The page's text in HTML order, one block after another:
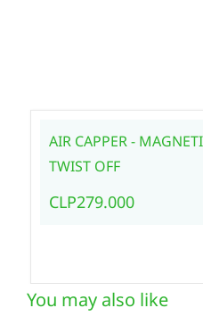
AIR CAPPER -
TWIST OFF
CLP279.000
You may also like